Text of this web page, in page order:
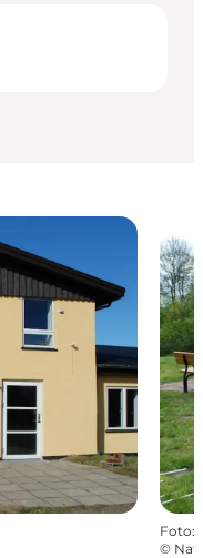
Foto:
©